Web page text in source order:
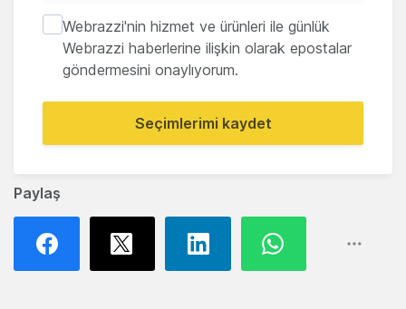
Paylaş
Webrazzi'nin hizmet ve ürünleri ile günlük
Webrazzi haberlerine ilişkin olarak epostalar
göndermesini onaylıyorum.
Seçimlerimi kaydet